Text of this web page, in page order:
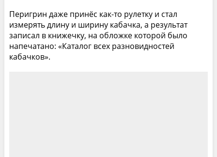
Перигрин даже принёс как-то рулетку и стал
измерять длину и ширину кабачка, а результат
записал в книжечку, на обложке которой было
напечатано: «Каталог всех разновидностей
кабачков».